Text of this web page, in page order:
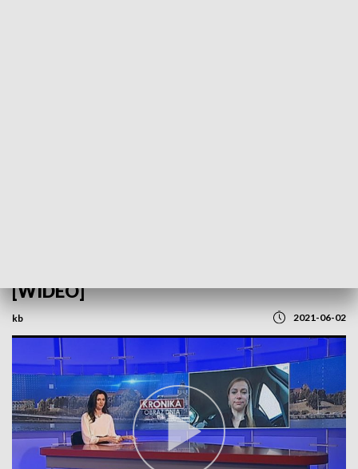
[WIDEO]
kb 2021-06-02